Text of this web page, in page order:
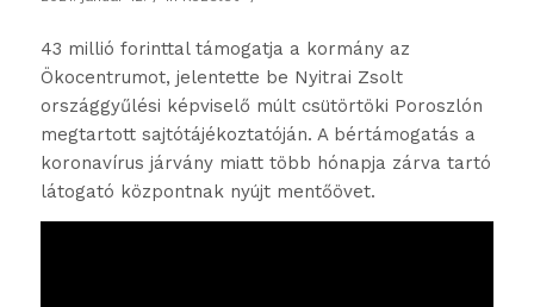
43 millió forinttal támogatja a kormány az
Ökocentrumot, jelentette be Nyitrai Zsolt
országgyűlési képviselő múlt csütörtöki Poroszlón
megtartott sajtótájékoztatóján. A bértámogatás a
koronavírus járvány miatt több hónapja zárva tartó
látogató központnak nyújt mentőövet.